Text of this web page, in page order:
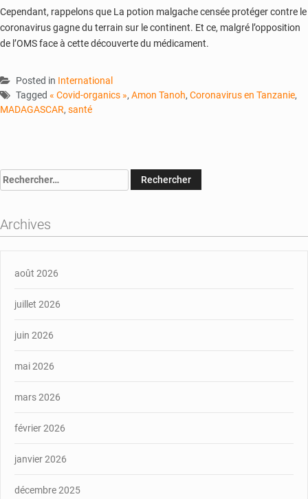
Cependant, rappelons que La potion malgache censée protéger contre le
coronavirus gagne du terrain sur le continent. Et ce, malgré l’opposition
de l’OMS face à cette découverte du médicament.
Posted in International
Tagged « Covid-organics », Amon Tanoh, Coronavirus en Tanzanie,
MADAGASCAR, santé
Rechercher :
Archives
août 2026
juillet 2026
juin 2026
mai 2026
mars 2026
février 2026
janvier 2026
décembre 2025